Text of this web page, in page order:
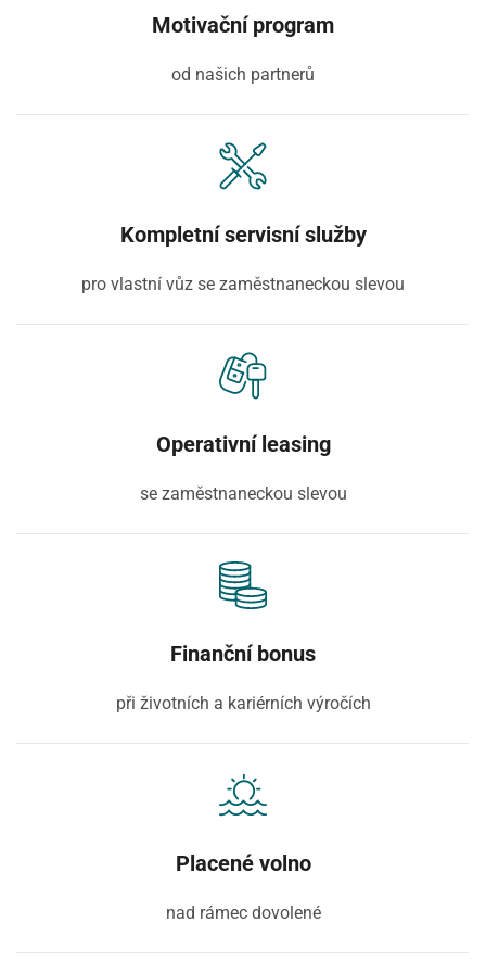
Motivační program
od našich partnerů
Kompletní servisní služby
pro vlastní vůz se zaměstnaneckou slevou
Operativní leasing
se zaměstnaneckou slevou
Finanční bonus
při životních a kariérních výročích
Placené volno
nad rámec dovolené